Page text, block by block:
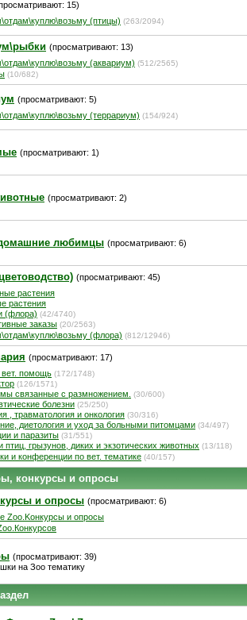
15)
(птицы) (263/2094)
(просматривают: 13)
(аквариум) (512/2565)
(10/682)
(просматривают: 5)
(террариум) (154/924)
(просматривают: 1)
(просматривают: 2)
любимцы (просматривают: 6)
(просматривают: 45)
растения
растения
(флора) (42/4740)
заказы (20/2563)
(флора) (812/12946)
(просматривают: 17)
вет. помощь (172/1748)
(126/1571)
связанные с размножением. (30/600)
болезни (25/250)
, травматология и онкология (30/316)
диетология и уход за больными питомцами (34/497)
и паразиты (31/551)
птиц, грызунов, диких и экзотических животных (13/118)
и конференции по вет. тематике (40/157)
конкурсы и опросы
и опросы (просматривают: 6)
Zoo.Kонкурсы и опросы
(просматривают: 39)
на Зоо тематику